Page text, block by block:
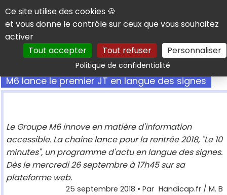
Panneau de gestion des cookies
Ce site utilise des cookies 🍪
et vous donne le contrôle sur ceux que vous souhaitez
activer
Tout accepter
Tout refuser Personnaliser
Politique de confidentialitéRechercher
M6 lance le premier JT en langue des signes
Le Groupe M6 innove en matière d'information
accessible. La chaîne lance pour la rentrée 2018, "Le 10
minutes", un programme d'actu en langue des signes.
Dès le mercredi 26 septembre à 17h45 sur sa
plateforme web.
25 septembre 2018 • Par Handicap.fr / M. B